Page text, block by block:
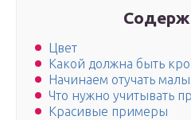
Цвет
Какой должна быть
Начинаем отучать
Что нужно учитывать
Красивые примеры